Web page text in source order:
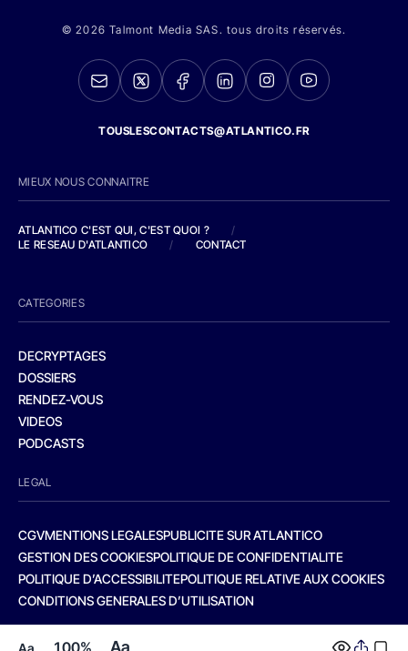
Aa 100% Aa
© 2026 Talmont Media SAS. tous droits réservés.
TOUSLESCONTACTS@ATLANTICO.FR
MIEUX NOUS CONNAITRE
ATLANTICO C'EST QUI, C'EST QUOI ?
/
LE RESEAU D'ATLANTICO
/ CONTACT
CATEGORIES
DECRYPTAGES
DOSSIERS
RENDEZ-VOUS
VIDEOS
PODCASTS
LEGAL
CGVMENTIONS LEGALESPUBLICITE SUR ATLANTICO
GESTION DES COOKIESPOLITIQUE DE CONFIDENTIALITE
POLITIQUE D’ACCESSIBILITEPOLITIQUE RELATIVE AUX COOKIES
CONDITIONS GENERALES D’UTILISATION